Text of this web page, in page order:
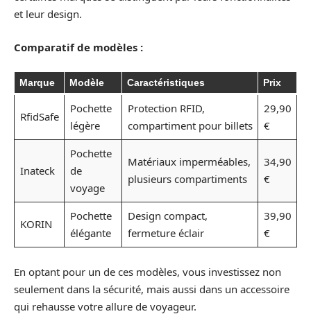
et leur design.
Comparatif de modèles :
Marque Modèle Caractéristiques Prix
RfidSafe
Pochette
légère
Protection RFID,
compartiment pour billets
29,90
€
Inateck
Pochette
de
voyage
Matériaux imperméables,
plusieurs compartiments
34,90
€
KORIN
Pochette
élégante
Design compact,
fermeture éclair
39,90
€
En optant pour un de ces modèles, vous investissez non
seulement dans la sécurité, mais aussi dans un accessoire
qui rehausse votre allure de voyageur.